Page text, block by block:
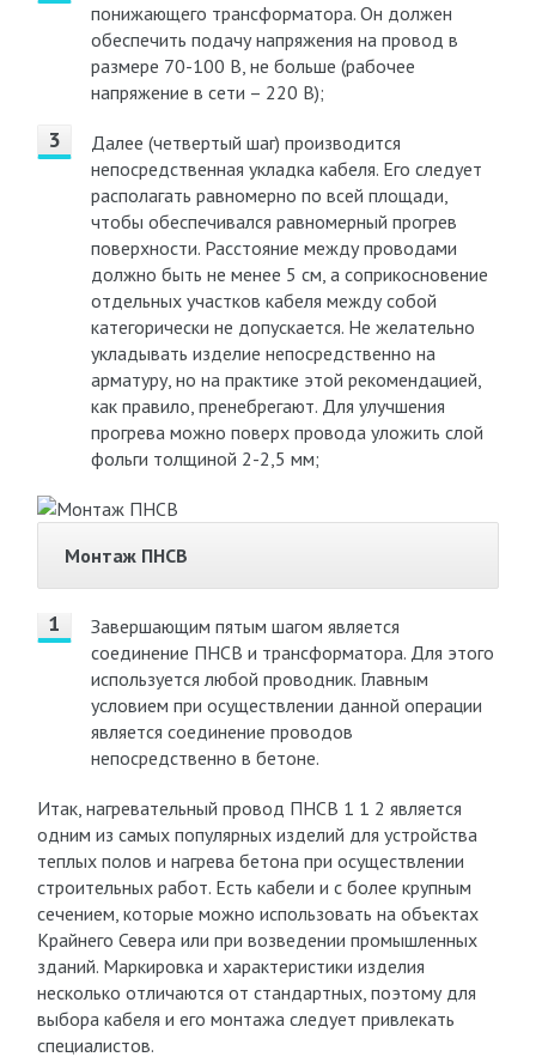
понижающего трансформатора. Он должен
обеспечить подачу напряжения на провод в
размере 70-100 В, не больше (рабочее
напряжение в сети – 220 В);
Далее (четвертый шаг) производится
непосредственная укладка кабеля. Его следует
располагать равномерно по всей площади,
чтобы обеспечивался равномерный прогрев
поверхности. Расстояние между проводами
должно быть не менее 5 см, а соприкосновение
отдельных участков кабеля между собой
категорически не допускается. Не желательно
укладывать изделие непосредственно на
арматуру, но на практике этой рекомендацией,
как правило, пренебрегают. Для улучшения
прогрева можно поверх провода уложить слой
фольги толщиной 2-2,5 мм;
Монтаж ПНСВ
Завершающим пятым шагом является
соединение ПНСВ и трансформатора. Для этого
используется любой проводник. Главным
условием при осуществлении данной операции
является соединение проводов
непосредственно в бетоне.
Итак, нагревательный провод ПНСВ 1 1 2 является
одним из самых популярных изделий для устройства
теплых полов и нагрева бетона при осуществлении
строительных работ. Есть кабели и с более крупным
сечением, которые можно использовать на объектах
Крайнего Севера или при возведении промышленных
зданий. Маркировка и характеристики изделия
несколько отличаются от стандартных, поэтому для
выбора кабеля и его монтажа следует привлекать
специалистов.